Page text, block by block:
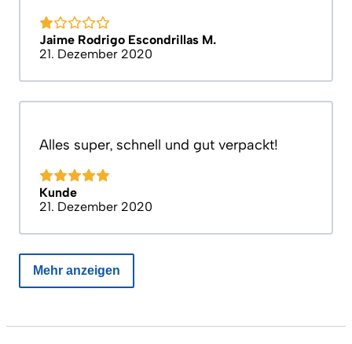
Jaime Rodrigo Escondrillas M.
21. Dezember 2020
Alles super, schnell und gut verpackt!
Kunde
21. Dezember 2020
Mehr anzeigen